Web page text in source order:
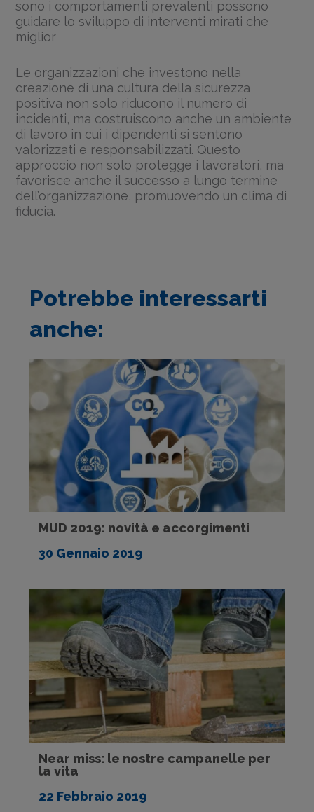
sono i comportamenti prevalenti possono
guidare lo sviluppo di interventi mirati che
miglior
Le organizzazioni che investono nella
creazione di una cultura della sicurezza
positiva non solo riducono il numero di
incidenti, ma costruiscono anche un ambiente
di lavoro in cui i dipendenti si sentono
valorizzati e responsabilizzati. Questo
approccio non solo protegge i lavoratori, ma
favorisce anche il successo a lungo termine
dell’organizzazione, promuovendo un clima di
fiducia.
Potrebbe interessarti
anche:
MUD 2019: novità e accorgimenti
30 Gennaio 2019
Near miss: le nostre campanelle per
la vita
22 Febbraio 2019